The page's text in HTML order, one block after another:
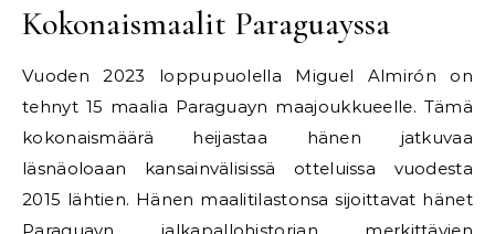
Kokonaismaalit Paraguayssa
Vuoden 2023 loppupuolella Miguel Almirón on
tehnyt 15 maalia Paraguayn maajoukkueelle. Tämä
kokonaismäärä heijastaa hänen jatkuvaa
läsnäoloaan kansainvälisissä otteluissa vuodesta
2015 lähtien. Hänen maalitilastonsa sijoittavat hänet